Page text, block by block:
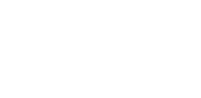
в Тульской области на сайте